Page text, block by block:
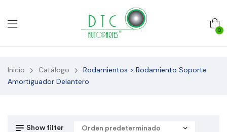
0
Inicio Catálogo
Rodamientos > Rodamiento Soporte
Amortiguador Delantero
Show filter